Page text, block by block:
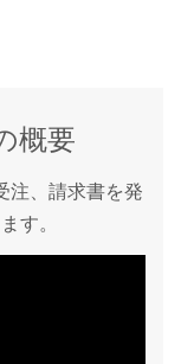
概要
注、請求書を発
す。